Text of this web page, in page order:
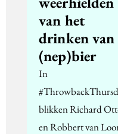
van het
drinken van
(nep)bier
In
blikken Richard
en Robbert van